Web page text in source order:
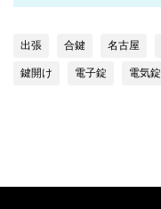
出張 合鍵 名古屋
鍵開け 電子錠 電気錠